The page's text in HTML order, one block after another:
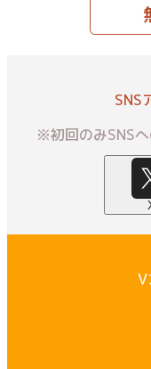
SNS
※初回のみSNSへ
V